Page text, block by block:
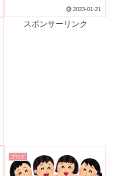
2023-01-21
スポンサーリンク
ブログ